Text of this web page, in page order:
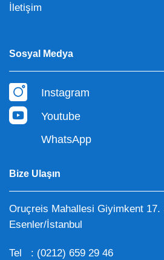
İletişim
Sosyal Medya
Instagram
Youtube
WhatsApp
Bize Ulaşın
Oruçreis Mahallesi Giyimkent 17.
Esenler/İstanbul
Tel : (0212) 659 29 46